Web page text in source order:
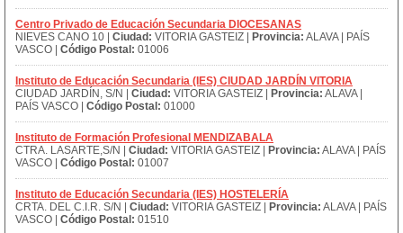
Centro Privado de Educación Secundaria DIOCESANAS
NIEVES CANO 10 | Ciudad: VITORIA GASTEIZ | Provincia: ALAVA | PAÍS
VASCO | Código Postal: 01006
Instituto de Educación Secundaria (IES) CIUDAD JARDÍN VITORIA
CIUDAD JARDÍN, S/N | Ciudad: VITORIA GASTEIZ | Provincia: ALAVA |
PAÍS VASCO | Código Postal: 01000
Instituto de Formación Profesional MENDIZABALA
CTRA. LASARTE,S/N | Ciudad: VITORIA GASTEIZ | Provincia: ALAVA | PAÍS
VASCO | Código Postal: 01007
Instituto de Educación Secundaria (IES) HOSTELERÍA
CRTA. DEL C.I.R. S/N | Ciudad: VITORIA GASTEIZ | Provincia: ALAVA | PAÍS
VASCO | Código Postal: 01510